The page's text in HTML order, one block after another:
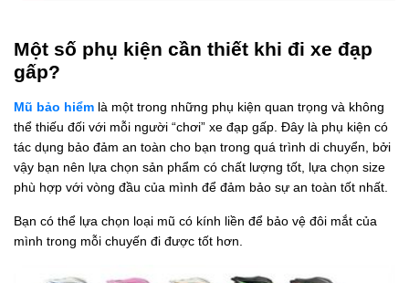
Một số phụ kiện cần thiết khi đi xe đạp
gấp?
Mũ bảo hiểm là một trong những phụ kiện quan trọng và không
thể thiếu đối với mỗi người “chơi” xe đạp gấp. Đây là phụ kiện có
tác dụng bảo đảm an toàn cho bạn trong quá trình di chuyển, bởi
vậy bạn nên lựa chọn sản phẩm có chất lượng tốt, lựa chọn size
phù hợp với vòng đầu của mình để đảm bảo sự an toàn tốt nhất.
Bạn có thể lựa chọn loại mũ có kính liền để bảo vệ đôi mắt của
mình trong mỗi chuyến đi được tốt hơn.